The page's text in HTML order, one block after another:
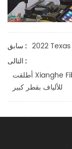
سابق : 2022
التالى :
أطلقت Xianghe Fiber Communication جهاز الربط الانصهار
للألياف بقطر كبير